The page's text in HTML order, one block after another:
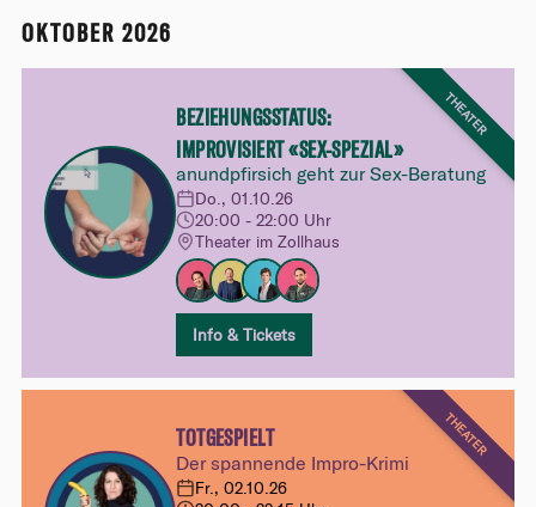
OKTOBER 2026
THEATER
BEZIEHUNGSSTATUS:
IMPROVISIERT «SEX-SPEZIAL»
anundpfirsich geht zur Sex-Beratung
Do., 01.10.26
20:00 - 22:00 Uhr
Theater im Zollhaus
Info & Tickets
THEATER
TOTGESPIELT
Der spannende Impro-Krimi
Fr., 02.10.26